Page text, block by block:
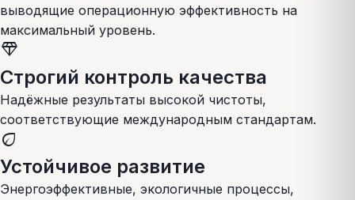
выводящие операционную эффективность на
максимальный уровень.
diamond
Строгий контроль качества
Надёжные результаты высокой чистоты,
соответствующие международным стандартам.
eco
Устойчивое развитие
Энергоэффективные, экологичные процессы,